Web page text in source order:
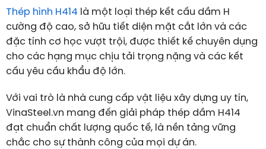
Thép hình H414 là một loại thép kết cấu dầm H
cường độ cao, sở hữu tiết diện mặt cắt lớn và các
đặc tính cơ học vượt trội, được thiết kế chuyên dụng
cho các hạng mục chịu tải trọng nặng và các kết
cấu yêu cầu khẩu độ lớn.
Với vai trò là nhà cung cấp vật liệu xây dựng uy tín,
VinaSteel.vn mang đến giải pháp thép dầm H414
đạt chuẩn chất lượng quốc tế, là nền tảng vững
chắc cho sự thành công của mọi dự án.